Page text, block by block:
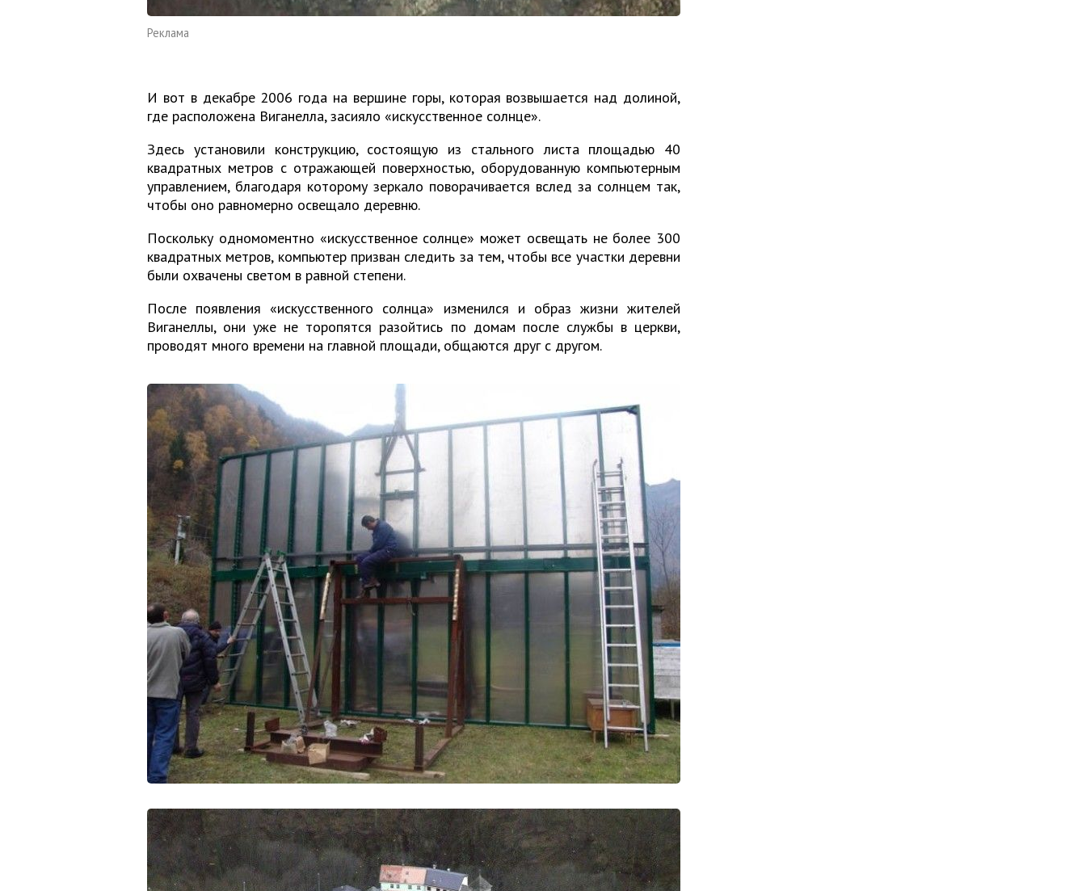
Реклама
И вот в декабре 2006 года на вершине горы, которая возвышается над долиной,
где расположена Виганелла, засияло «искусственное солнце».
Здесь установили конструкцию, состоящую из стального листа площадью 40
квадратных метров с отражающей поверхностью, оборудованную компьютерным
управлением, благодаря которому зеркало поворачивается вслед за солнцем так,
чтобы оно равномерно освещало деревню.
Поскольку одномоментно «искусственное солнце» может освещать не более 300
квадратных метров, компьютер призван следить за тем, чтобы все участки деревни
были охвачены светом в равной степени.
После появления «искусственного солнца» изменился и образ жизни жителей
Виганеллы, они уже не торопятся разойтись по домам после службы в церкви,
проводят много времени на главной площади, общаются друг с другом.